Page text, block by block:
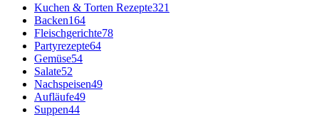
Kuchen & Torten Rezepte321
Backen164
Fleischgerichte78
Partyrezepte64
Gemüse54
Salate52
Nachspeisen49
Aufläufe49
Suppen44